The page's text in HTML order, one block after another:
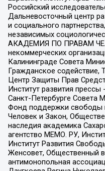
Российский
Дальневосточный центр
и социального
независимых
АКАДЕМИЯ ПО ПРАВАМ
некоммерческих
Калининграде Совета
Гражданское содействие,
Центр Защиты Прав
Институт развития
Санкт-Петербурге Совета
Фонд поддержки свободы
Человек и Закон,
наследия академика
агентство МЕМО. РУ,
Институт Развития
Женсовет, Общественный
антимонопольная